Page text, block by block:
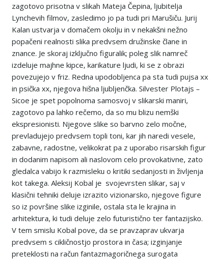
zagotovo prisotna v slikah Mateja Čepina, ljubitelja
Lynchevih filmov, zasledimo jo pa tudi pri Marušiču. Jurij
Kalan ustvarja v domačem okolju in v nekakšni nežno
popačeni realnosti slika predvsem družinske člane in
znance. Je skoraj izključno figuralik; poleg slik namreč
izdeluje majhne kipce, karikature ljudi, ki se z obrazi
povezujejo v friz. Redna upodobljenca pa sta tudi pujsa xx
in psička xx, njegova hišna ljubljenčka. Silvester Plotajs –
Sicoe je spet popolnoma samosvoj v slikarski maniri,
zagotovo pa lahko rečemo, da so mu blizu nemški
ekspresionisti. Njegove slike so barvno zelo močne,
prevladujejo predvsem topli toni, kar jih naredi vesele,
zabavne, radostne, velikokrat pa z uporabo risarskih figur
in dodanim napisom ali naslovom celo provokativne, zato
gledalca vabijo k razmisleku o kritiki sedanjosti in življenja
kot takega. Aleksij Kobal je svojevrsten slikar, saj v
klasični tehniki deluje izrazito vizionarsko, njegove figure
so iz površine slike izginile, ostala sta le krajina in
arhitektura, ki tudi deluje zelo futuristično ter fantazijsko.
V tem smislu Kobal pove, da se pravzaprav ukvarja
predvsem s cikličnostjo prostora in časa; izginjanje
preteklosti na račun fantazmagoričnega surogata